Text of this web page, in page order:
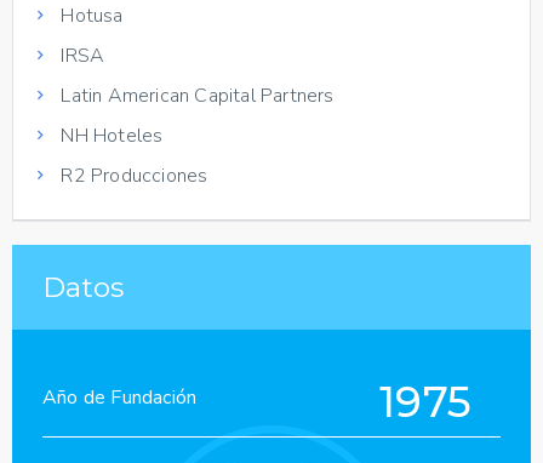
Hotusa
IRSA
Latin American Capital Partners
NH Hoteles
R2 Producciones
Datos
Año de Fundación 1975